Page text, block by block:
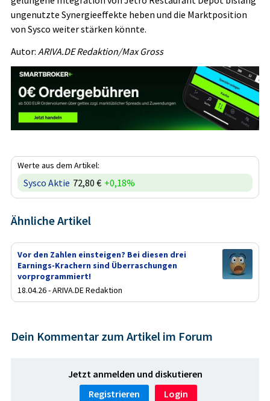
ungenutzte Synergieeffekte heben und die Marktposition
von Sysco weiter stärken könnte.
Autor: ARIVA.DE Redaktion/Max Gross
Werte aus dem Artikel:
Sysco Aktie 72,80 € +0,18%
Ähnliche Artikel
Vor den Zahlen einsteigen? Bei diesen drei
Earnings-Krachern sind Überraschungen
vorprogrammiert!
18.04.26 - ARIVA.DE Redaktion
Dein Kommentar zum Artikel im Forum
Jetzt anmelden und diskutieren
Registrieren
Login